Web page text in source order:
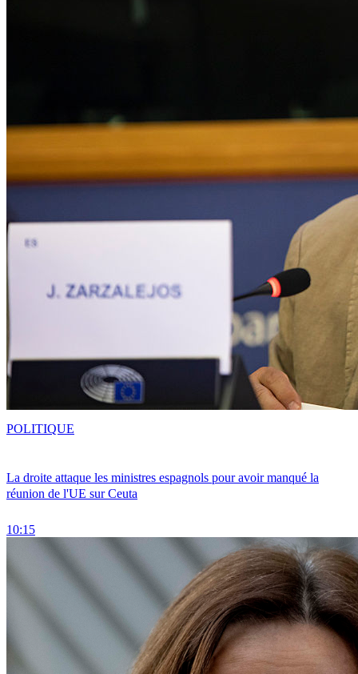
La droite attaque les ministres espagnols pour avoir manqué la
réunion de l'UE sur Ceuta
10:15
POLITIQUE